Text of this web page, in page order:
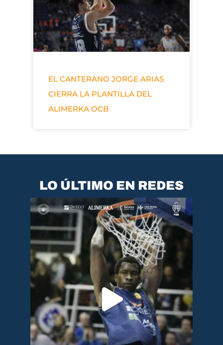
EL CANTERANO JORGE ARIAS
CIERRA LA PLANTILLA DEL
ALIMERKA OCB
LO ÚLTIMO EN REDES